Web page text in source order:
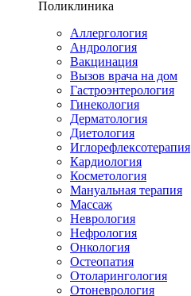
Поликлиника
Аллергология
Андрология
Вакцинация
Вызов врача на дом
Гастроэнтерология
Гинекология
Дерматология
Диетология
Иглорефлексотерапия
Кардиология
Косметология
Мануальная терапия
Массаж
Неврология
Нефрология
Онкология
Остеопатия
Отоларингология
Отоневрология